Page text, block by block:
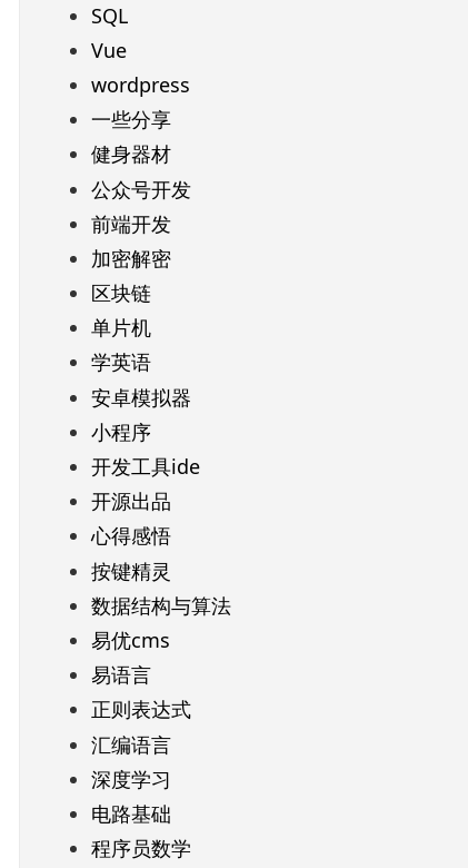
SQL
Vue
wordpress
一些分享
健身器材
公众号开发
前端开发
加密解密
区块链
单片机
学英语
安卓模拟器
小程序
开发工具ide
开源出品
心得感悟
按键精灵
数据结构与算法
易优cms
易语言
正则表达式
汇编语言
深度学习
电路基础
程序员数学